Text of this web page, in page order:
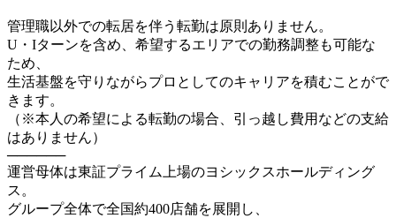
管理職以外での転居を伴う転勤は原則ありません。
U・Iターンを含め、希望するエリアでの勤務調整も可能な
ため、
生活基盤を守りながらプロとしてのキャリアを積むことがで
きます。
（※本人の希望による転勤の場合、引っ越し費用などの支給
はありません）
──────
運営母体は東証プライム上場のヨシックスホールディング
ス。
グループ全体で全国約400店舗を展開し、